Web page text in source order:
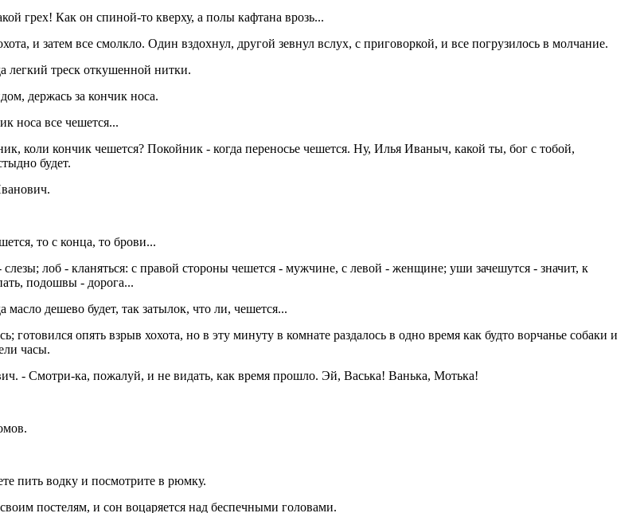
грех! Как он спиной-то кверху, а полы кафтана врозь...
и затем все смолкло. Один вздохнул, другой зевнул вслух, с приговоркой, и все погрузилось в молчание.
легкий треск откушенной нитки.
держась за кончик носа.
носа все чешется...
коли кончик чешется? Покойник - когда переносье чешется. Ну, Илья Иваныч, какой ты, бог с тобой,
будет.
то с конца, то брови...
лоб - кланяться: с правой стороны чешется - мужчине, с левой - женщине; уши зачешутся - значит, к
подошвы - дорога...
дешево будет, так затылок, что ли, чешется...
опять взрыв хохота, но в эту минуту в комнате раздалось в одно время как будто ворчанье собаки и
часы.
- Смотри-ка, пожалуй, и не видать, как время прошло. Эй, Васька! Ванька, Мотька!
пить водку и посмотрите в рюмку.
постелям, и сон воцаряется над беспечными головами.